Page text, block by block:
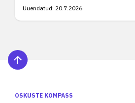
Uuendatud: 20.7.2026
OSKUSTE KOMPASS